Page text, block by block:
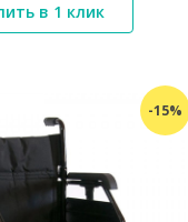
в 1 клик
-15%